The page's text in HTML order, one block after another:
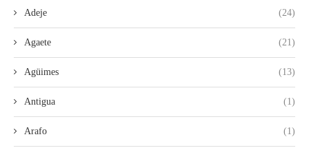
Adeje (24)
Agaete (21)
Agüimes (13)
Antigua (1)
Arafo (1)